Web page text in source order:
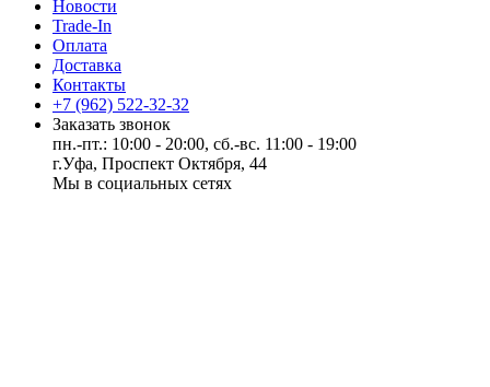
Новости
Trade-In
Оплата
Доставка
Контакты
+7 (962) 522-32-32
Заказать звонок
пн.-пт.: 10:00 - 20:00, сб.-вс. 11:00 - 19:00
г.Уфа, Проспект Октября, 44
Мы в социальных сетях